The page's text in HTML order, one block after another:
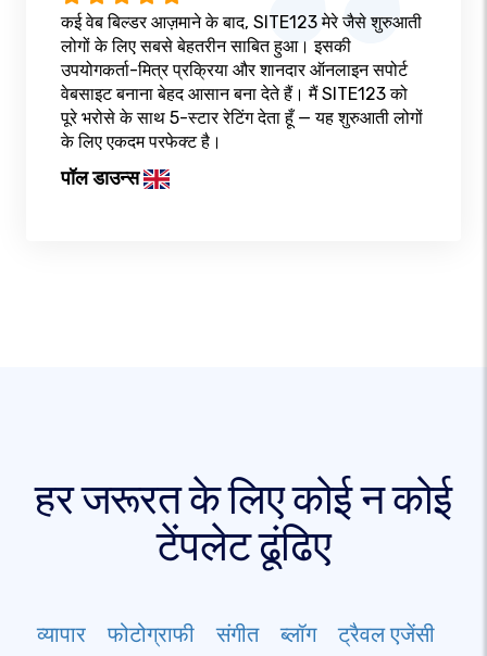
कई वेब बिल्डर आज़माने के बाद, SITE123 मेरे जैसे शुरुआती
लोगों के लिए सबसे बेहतरीन साबित हुआ। इसकी
उपयोगकर्ता-मित्र प्रक्रिया और शानदार ऑनलाइन सपोर्ट
वेबसाइट बनाना बेहद आसान बना देते हैं। मैं SITE123 को
पूरे भरोसे के साथ 5-स्टार रेटिंग देता हूँ — यह शुरुआती लोगों
के लिए एकदम परफेक्ट है।
पॉल डाउन्स
हर जरूरत के लिए कोई न कोई
टेंपलेट ढूंढिए
व्यापार फोटोग्राफी संगीत ब्लॉग
ट्रैवल एजेंसी